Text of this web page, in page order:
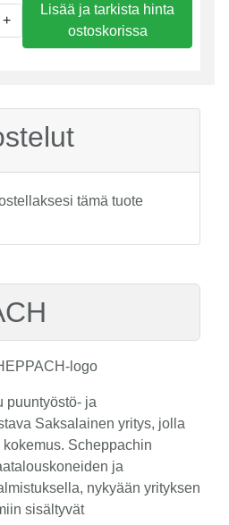
+
Lisää ja tarkista hinta
ostoskorissa
tämä tuote
puuntyöstö- ja
Saksalainen yritys, jolla
Scheppachin
ja
nykyään yrityksen
sisältyvät